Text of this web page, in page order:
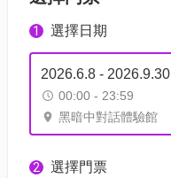
1 選擇日期
2026.6.8 - 2026.9.30
00:00 - 23:59
黑暗中對話體驗館
2 選擇門票